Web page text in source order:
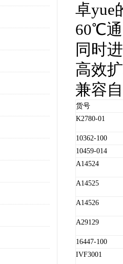
卓yue
60℃
同时
高效
兼容
货号
K2780-01
10362-100
10459-014
A14524
A14525
A14526
A29129
16447-100
IVF3001